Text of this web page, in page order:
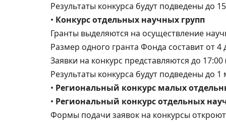
Результаты конкурса будут подведены до
• Конкурс отдельных научных групп
Гранты выделяются на осуществление
Размер одного гранта Фонда составит от
Заявки на конкурс представляются до
Результаты конкурса будут подведены до 1
• Региональный конкурс малых
• Региональный конкурс отдельных
Формы подачи заявок на конкурсы